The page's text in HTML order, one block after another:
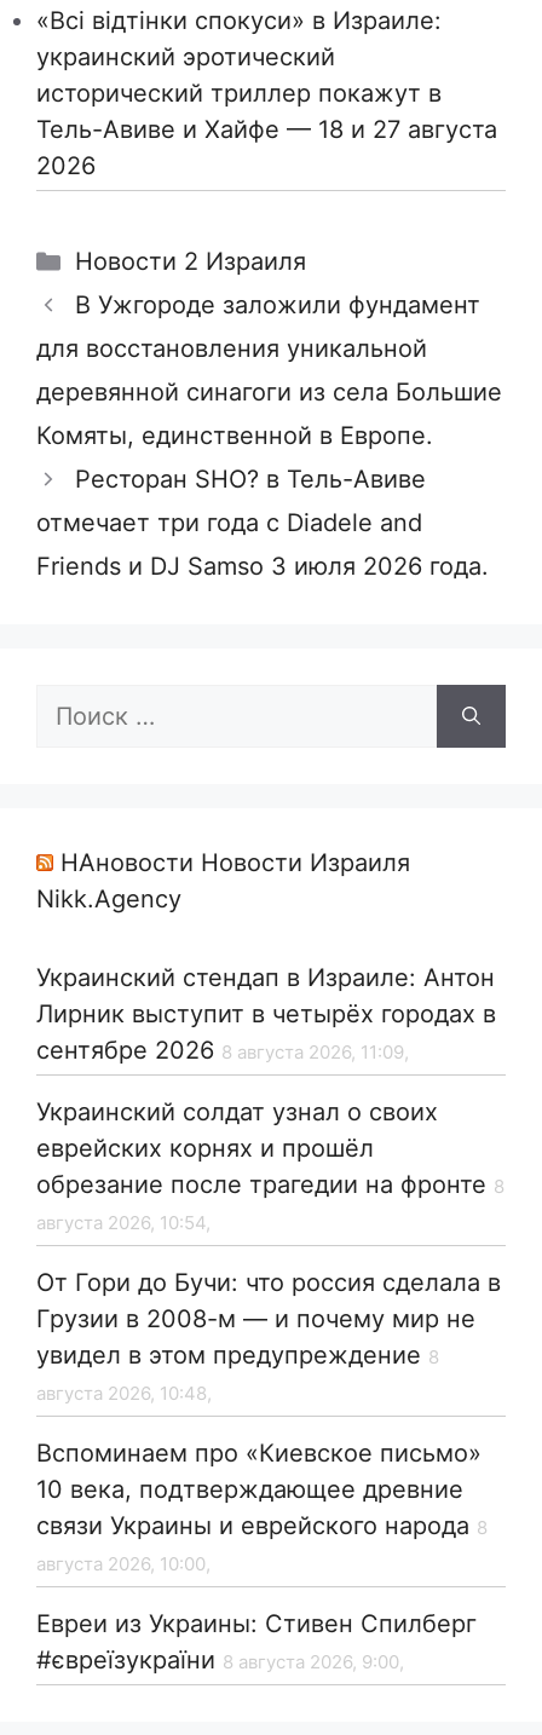
«Всі відтінки спокуси» в Израиле:
украинский эротический
исторический триллер покажут в
Тель-Авиве и Хайфе — 18 и 27 августа
2026
Рубрики
Новости 2 Израиля
В Ужгороде заложили фундамент
для восстановления уникальной
деревянной синагоги из села Большие
Комяты, единственной в Европе.
Ресторан SHO? в Тель-Авиве
отмечает три года с Diadele and
Friends и DJ Samso 3 июля 2026 года.
Поиск:
НАновости Новости Израиля
Nikk.Agency
Украинский стендап в Израиле: Антон
Лирник выступит в четырёх городах в
сентябре 2026 8 августа 2026, 11:09,
Украинский солдат узнал о своих
еврейских корнях и прошёл
обрезание после трагедии на фронте 8
августа 2026, 10:54,
От Гори до Бучи: что россия сделала в
Грузии в 2008-м — и почему мир не
увидел в этом предупреждение 8
августа 2026, 10:48,
Вспоминаем про «Киевское письмо»
10 века, подтверждающее древние
связи Украины и еврейского народа 8
августа 2026, 10:00,
Евреи из Украины: Стивен Спилберг
#євреїзукраїни 8 августа 2026, 9:00,